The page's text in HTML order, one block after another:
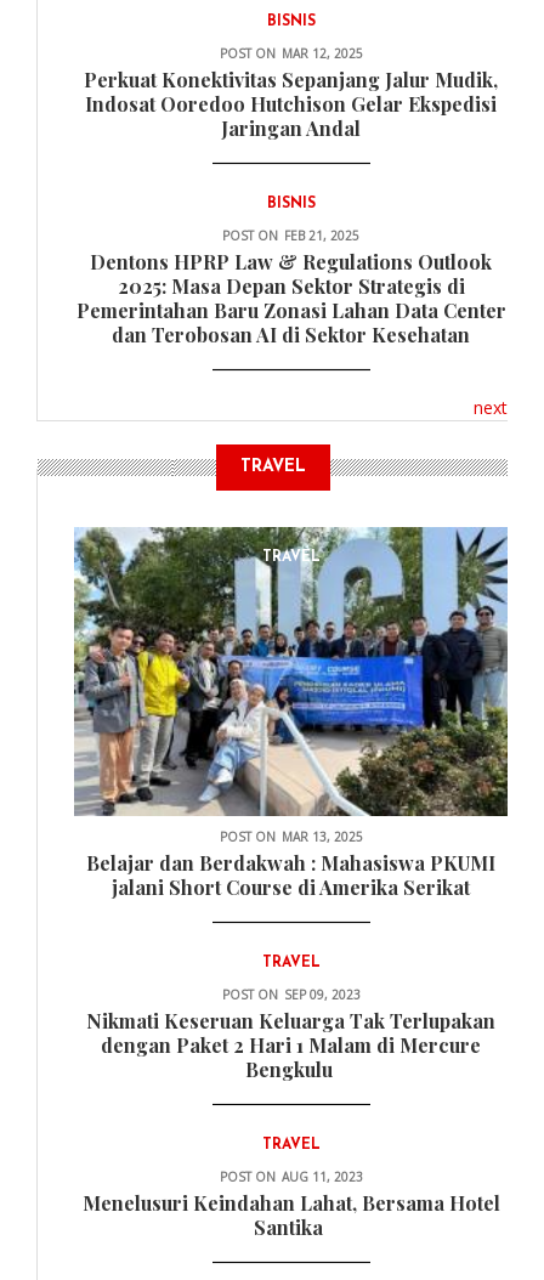
BISNIS
POST ON MAR 12, 2025
Perkuat Konektivitas Sepanjang Jalur Mudik,
Indosat Ooredoo Hutchison Gelar Ekspedisi
Jaringan Andal
BISNIS
POST ON FEB 21, 2025
Dentons HPRP Law & Regulations Outlook
2025: Masa Depan Sektor Strategis di
Pemerintahan Baru Zonasi Lahan Data Center
dan Terobosan AI di Sektor Kesehatan
next
TRAVEL
TRAVEL
POST ON MAR 13, 2025
Belajar dan Berdakwah : Mahasiswa PKUMI
jalani Short Course di Amerika Serikat
TRAVEL
POST ON SEP 09, 2023
Nikmati Keseruan Keluarga Tak Terlupakan
dengan Paket 2 Hari 1 Malam di Mercure
Bengkulu
TRAVEL
POST ON AUG 11, 2023
Menelusuri Keindahan Lahat, Bersama Hotel
Santika